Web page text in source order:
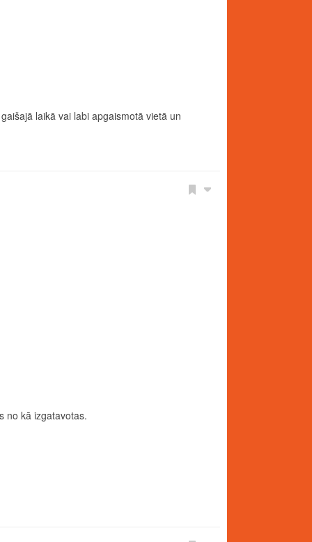
laikā vai labi apgaismotā vietā un
no kā izgatavotas.